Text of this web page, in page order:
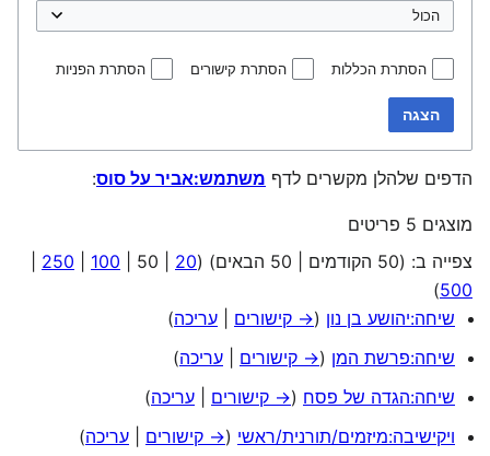
הסתרת הכללות הסתרת קישורים הסתרת הפניות
הצגה
הדפים שלהלן מקשרים לדף משתמש:אביר על סוס:
מוצגים 5 פריטים
צפייה ב: (50 הקודמים 50 הבאים ) (
20
50
100
250
500
)
שיחה:יהושע בן נון (→ קישורים עריכה)
שיחה:פרשת המן (→ קישורים עריכה)
שיחה:הגדה של פסח (→ קישורים עריכה)
ויקישיבה:מיזמים/תורנית/ראשי (→ קישורים עריכה)